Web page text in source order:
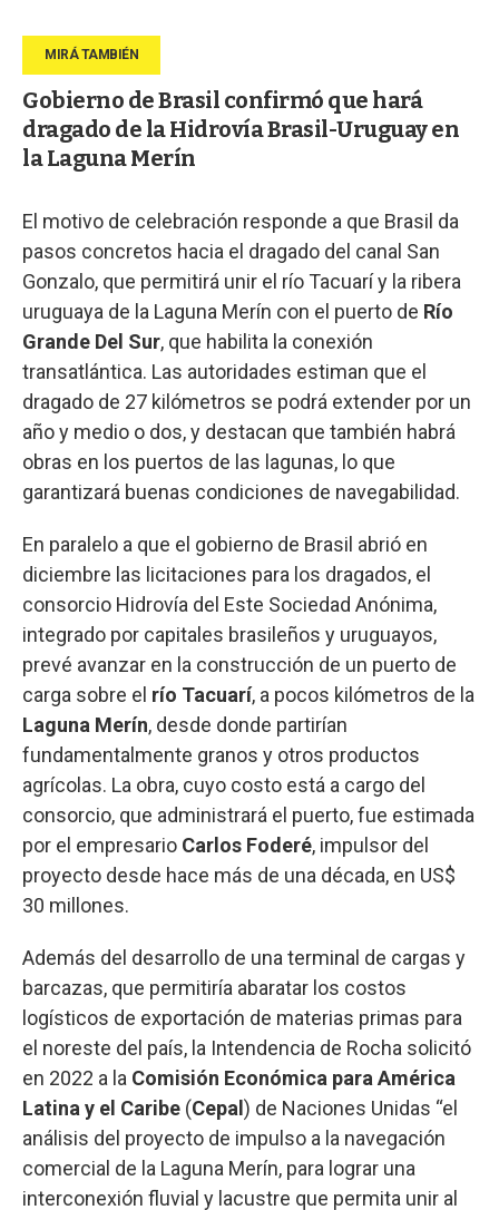
Gobierno de Brasil confirmó que hará
dragado de la Hidrovía Brasil-Uruguay en
la Laguna Merín
El motivo de celebración responde a que Brasil da
pasos concretos hacia el dragado del canal San
Gonzalo, que permitirá unir el río Tacuarí y la ribera
uruguaya de la Laguna Merín con el puerto de Río
Grande Del Sur, que habilita la conexión
transatlántica. Las autoridades estiman que el
dragado de 27 kilómetros se podrá extender por un
año y medio o dos, y destacan que también habrá
obras en los puertos de las lagunas, lo que
garantizará buenas condiciones de navegabilidad.
En paralelo a que el gobierno de Brasil abrió en
diciembre las licitaciones para los dragados, el
consorcio Hidrovía del Este Sociedad Anónima,
integrado por capitales brasileños y uruguayos,
prevé avanzar en la construcción de un puerto de
carga sobre el río Tacuarí, a pocos kilómetros de la
Laguna Merín, desde donde partirían
fundamentalmente granos y otros productos
agrícolas. La obra, cuyo costo está a cargo del
consorcio, que administrará el puerto, fue estimada
por el empresario Carlos Foderé, impulsor del
proyecto desde hace más de una década, en US$
30 millones.
Además del desarrollo de una terminal de cargas y
barcazas, que permitiría abaratar los costos
logísticos de exportación de materias primas para
el noreste del país, la Intendencia de Rocha solicitó
en 2022 a la Comisión Económica para América
Latina y el Caribe (Cepal ) de Naciones Unidas “el
análisis del proyecto de impulso a la navegación
comercial de la Laguna Merín, para lograr una
interconexión fluvial y lacustre que permita unir al